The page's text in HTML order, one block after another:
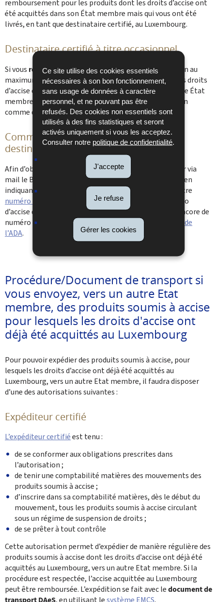
Ce site utilise des cookies essentiels
nécessaires à son bon fonctionnement,
sans usage de données à caractère
personnel, et ne pouvant pas être
refusés. Des cookies non essentiels sont
utilisés à des fins statistiques et seront
activés uniquement si vous les acceptez.
Consulter notre politique de confidentialité.
J'accepte
Je refuse
Gérer les cookies
remboursement pour les produits dont les droits d’accise ont
été acquittés dans son État membre mais qui vous ont été
livrés, en tant que destinataire certifié, au Luxembourg.
Destinataire certifié à titre occasionnel
Si vous recevez occasionnellement(jusqu'à 6 fois par an au
maximum) des produits soumis à accise sur lesqu els les droits
d’accise ont déjà été acquittés en provenance d’un autre État
membre, vous pouvez faire une demande d’autorisation
comme destinataire certifié à titre occasionnel.
Comment recevoir une autorisation de
destinataire certifié à titre occasionnel ?
Afin d’obtenir cette autorisation, vous devez contacter via
mail le Bureau de recette Accises (alcools@do.etat.lu
) en
indiquant votre numéro TVA ou/et votre matricule, votre
numéro EORI
, la facture pro-forma, ainsi que le numéro
d’accise de votre fournisseur. Si vous ne disposez pas encore de
numéro EORI, vous pouvez en
faire la demande auprès de
l’ADA.
Procédure/Document de transport si
vous envoyez, vers un autre Etat
membre, des produits soumis à accise
pour lesquels les droits d'accise ont
déjà été acquittés au Luxembourg
Pour pouvoir expédier des produits soumis à accise, pour
lesquels les droits d’accise ont déjà été acquittés au
Luxembourg, vers un autre Etat membre, il faudra disposer
d’une des autorisations suivantes :
Expéditeur certifié
L’expéditeur certifiéest tenu :
de se conformer aux obligations prescrites dans
l’autorisation ;
de tenir une comptabilité matières des mouvements des
produits soumis à accise ;
d’inscrire dans sa comptabilité matières, dès le début du
mouvement, tous les produits soumis à accise circulant
sous un régime de suspension de droits ;
de se prêter à tout contrôle
Cette autorisation permet d’expédier de manière régulière des
produits soumis à accise dont les droits d’accise ont déjà été
acquittés au Luxembourg, vers un autre Etat membre. Si la
procédure est respectée, l’accise acquittée au Luxembourg
peut être remboursée. L’expédition se fait avec ledocument de
transport DAeS, en utilisant lesystème EMCS.